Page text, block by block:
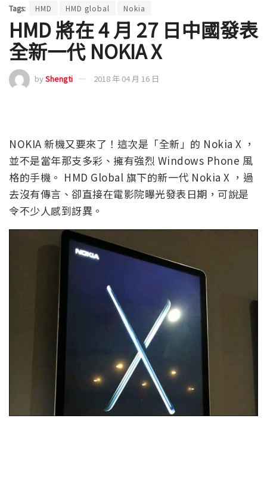
Tags: HMD HMD global Nokia
HMD 將在 4 月 27 日中國發表
全新一代 NOKIA X
byShengti 2018 年 04 月 16 日
NOKIA 新機又要來了！這次是「全新」的 Nokia X ，
並不是當年那支多彩、擁有強烈 Windows Phone 風
格的手機。 HMD Global 旗下的新一代 Nokia X ，過
去沒有傳言、卻直接在電影院曝光發表日期，可說是
令不少人感到訝異。